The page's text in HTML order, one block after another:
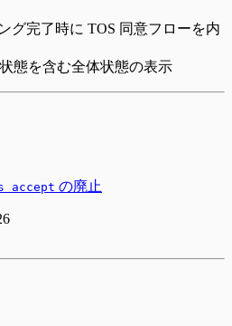
グ完了時に TOS 同意フローを内
態を含む全体状態の表示
accept の廃止